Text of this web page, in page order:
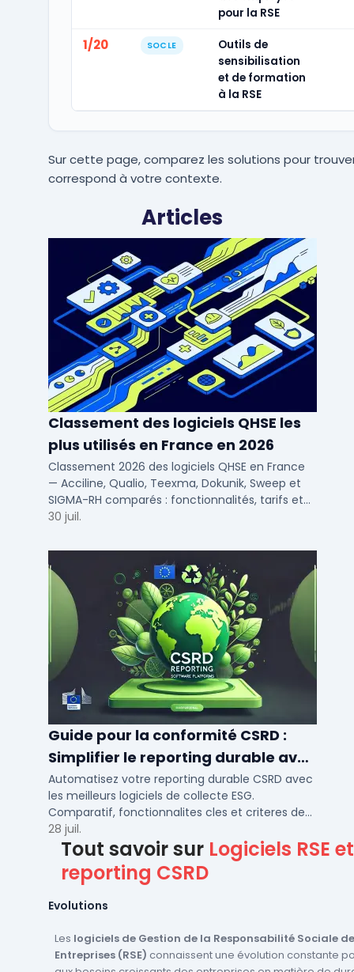
pour la RSE
1/20 SOCLE
Outils de
sensibilisation
et de formation
à la RSE
Sur cette page, comparez les solutions pour
correspond à votre contexte.
Articles
Classement des logiciels QHSE les
plus utilisés en France en 2026
Classement 2026 des logiciels QHSE en France
— Acciline, Qualio, Teexma, Dokunik, Sweep et
SIGMA-RH comparés : fonctionnalités, tarifs et
déploiement SaaS pour PME et ETI.
30 juil.
Guide pour la conformité CSRD :
Simplifier le reporting durable avec
des logiciels automatisés
Automatisez votre reporting durable CSRD avec
les meilleurs logiciels de collecte ESG.
Comparatif, fonctionnalites cles et criteres de
choix pour PME et ETI en 2026.
28 juil.
Tout savoir sur Logiciels RSE et
reporting CSRD
Evolutions
Les logiciels de Gestion de la Responsabilité Sociale
Entreprises (RSE) connaissent une évolution constante